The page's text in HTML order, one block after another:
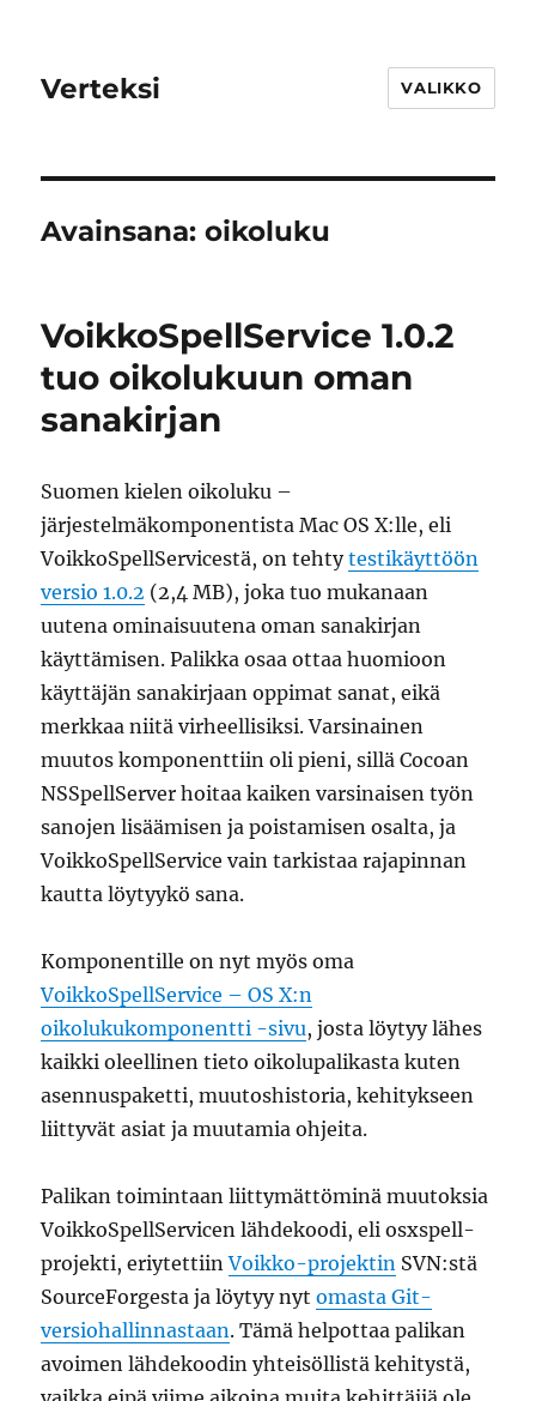
Verteksi VALIKKO
Avainsana:oikoluku
VoikkoSpellService 1.0.2
tuo oikolukuun oman
sanakirjan
Suomen kielen oikoluku –
järjestelmäkomponentista Mac OS X:lle, eli
VoikkoSpellServicestä, on tehtytestikäyttöön
versio 1.0.2 (2,4 MB), joka tuo mukanaan
uutena ominaisuutena oman sanakirjan
käyttämisen. Palikka osaa ottaa huomioon
käyttäjän sanakirjaan oppimat sanat, eikä
merkkaa niitä virheellisiksi. Varsinainen
muutos komponenttiin oli pieni, sillä Cocoan
NSSpellServer hoitaa kaiken varsinaisen työn
sanojen lisäämisen ja poistamisen osalta, ja
VoikkoSpellService vain tarkistaa rajapinnan
kautta löytyykö sana.
Komponentille on nyt myös oma
VoikkoSpellService – OS X:n
oikolukukomponentti -sivu, josta löytyy lähes
kaikki oleellinen tieto oikolupalikasta kuten
asennuspaketti, muutoshistoria, kehitykseen
liittyvät asiat ja muutamia ohjeita.
Palikan toimintaan liittymättöminä muutoksia
VoikkoSpellServicen lähdekoodi, eli osxspell-
projekti, eriytettiinVoikko-projektin SVN:stä
SourceForgesta ja löytyy nytomasta Git-
versiohallinnastaan. Tämä helpottaa palikan
avoimen lähdekoodin yhteisöllistä kehitystä,